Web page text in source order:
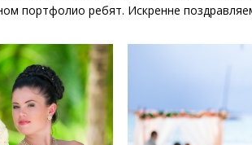
портфолио ребят. Искренне